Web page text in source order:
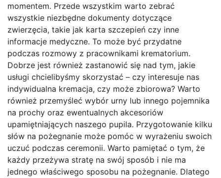
momentem. Przede wszystkim warto zebrać
wszystkie niezbędne dokumenty dotyczące
zwierzęcia, takie jak karta szczepień czy inne
informacje medyczne. To może być przydatne
podczas rozmowy z pracownikami krematorium.
Dobrze jest również zastanowić się nad tym, jakie
usługi chcielibyśmy skorzystać – czy interesuje nas
indywidualna kremacja, czy może zbiorowa? Warto
również przemyśleć wybór urny lub innego pojemnika
na prochy oraz ewentualnych akcesoriów
upamiętniających naszego pupila. Przygotowanie kilku
słów na pożegnanie może pomóc w wyrażeniu swoich
uczuć podczas ceremonii. Warto pamiętać o tym, że
każdy przeżywa stratę na swój sposób i nie ma
jednego właściwego sposobu na pożegnanie. Dlatego